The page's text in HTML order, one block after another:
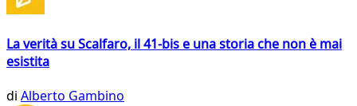
La verità su Scalfaro, il 41-bis e una storia che non è mai
esistita
di Alberto Gambino